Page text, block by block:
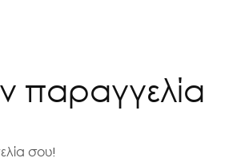
παραγγελία
σου!